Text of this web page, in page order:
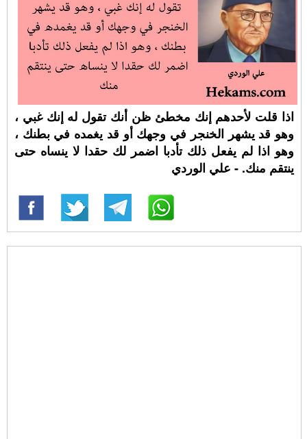
اذا قلت لأحدهم إنك مخطئ ظن أنك تقول له إنك غبي ،
وهو قد يشهر الخنجر في وجهك أو قد يغمده في بطنك ،
وهو اذا لم يفعل ذلك تأدبا اضمر لك حقدا لا ينساه حتى
ينتقم منك. - علي الوردي